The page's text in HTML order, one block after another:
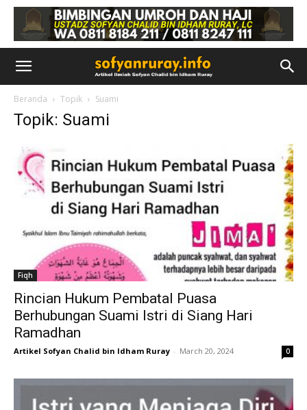
Beranda Topik Suami
Topik: Suami
Fiqh
Rincian Hukum Pembatal Puasa
Berhubungan Suami Istri di Siang Hari
Ramadhan
Artikel Sofyan Chalid bin Idham Ruray - March 20, 2024 0